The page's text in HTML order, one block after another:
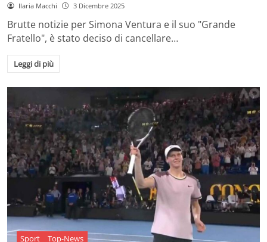
Ilaria Macchi 3 Dicembre 2025
Brutte notizie per Simona Ventura e il suo "Grande
Fratello", è stato deciso di cancellare…
Leggi di più
Sport Top-News